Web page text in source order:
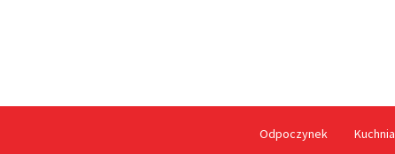
Odpoczynek Kuchnia